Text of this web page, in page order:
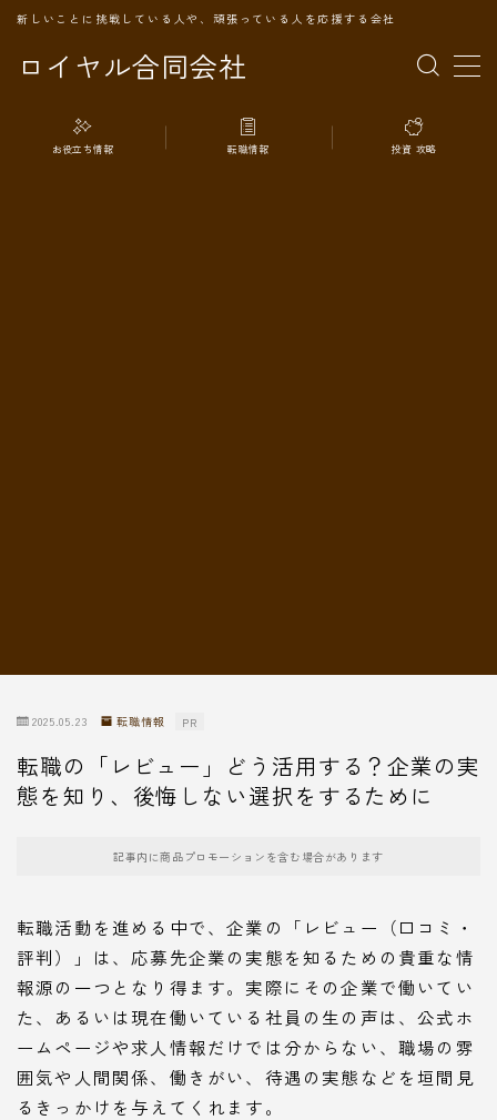
ロイヤル合同会社
新しいことに挑戦している人や、頑張っている人を応援する会社
MENU
TOPページ
お役立ち情報 転職情報 投資 攻略
2025.05.23 転職情報 PR
転職の「レビュー」どう活用する？企業の実
態を知り、後悔しない選択をするために
記事内に商品プロモーションを含む場合があります
転職活動を進める中で、企業の「レビュー（口コミ・
評判）」は、応募先企業の実態を知るための貴重な情
報源の一つとなり得ます。実際にその企業で働いてい
た、あるいは現在働いている社員の生の声は、公式ホ
ームページや求人情報だけでは分からない、職場の雰
囲気や人間関係、働きがい、待遇の実態などを垣間見
るきっかけを与えてくれます。